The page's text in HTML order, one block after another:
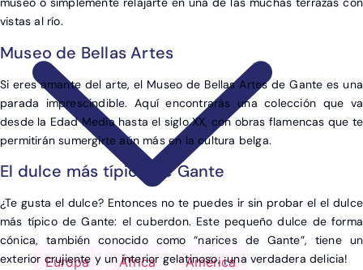
Europa África América
vistas al río.
Museo de Bellas Artes
Si eres amante del arte, el Museo de Bellas Artes de Gante es una
parada imprescindible. Aquí encontrarás una colección que va
desde la Edad Media hasta el siglo XX, con obras flamencas que te
permitirán sumergirte aún más en la cultura belga.
El dulce más típico de Gante
¿Te gusta el dulce? Entonces no te puedes ir sin probar el el dulce
más típico de Gante: el cuberdon. Este pequeño dulce de forma
cónica, también conocido como “narices de Gante”, tiene un
exterior crujiente y un interior gelatinoso, ¡una verdadera delicia!